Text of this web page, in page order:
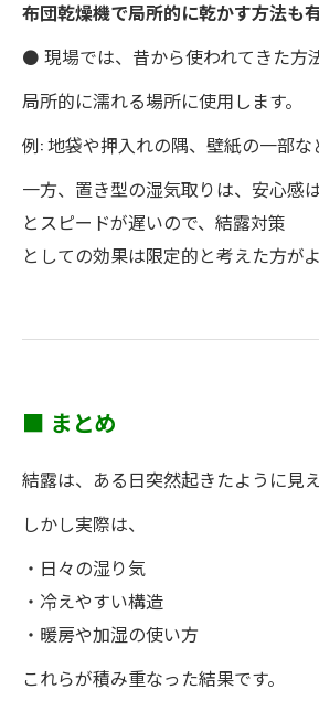
布団乾燥機で局所的に乾かす方法も
⚫ 現場では、昔から使われてきた方
局所的に濡れる場所に使用します。
例: 地袋や押入れの隅、壁紙の一部な
一方、置き型の湿気取りは、安心感
とスピードが遅いので、結露対策
としての効果は限定的と考えた方が
■ まとめ
結露は、ある日突然起きたように見え
しかし実際は、
・日々の湿り気
・冷えやすい構造
・暖房や加湿の使い方
これらが積み重なった結果です。